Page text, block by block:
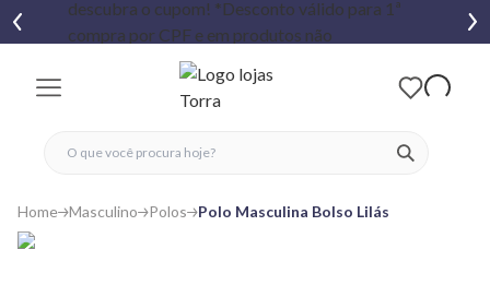
ver
fechar menu
fechar menu
favoritos
Home Masculino Polos Polo Masculina Bolso Lilás